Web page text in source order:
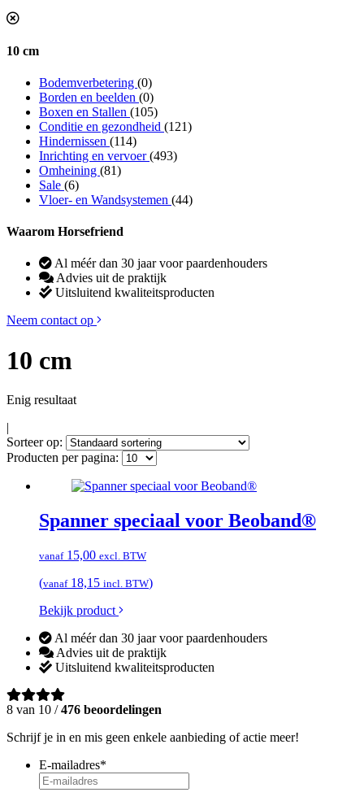
10 cm
Bodemverbetering (0)
Borden en beelden (0)
Boxen en Stallen (105)
Conditie en gezondheid (121)
Hindernissen (114)
Inrichting en vervoer(493)
Omheining (81)
Sale (6)
Vloer- en Wandsystemen (44)
Waarom Horsefriend
Al méér dan 30 jaar voor paardenhouders
Advies uit de praktijk
Uitsluitend kwaliteitsproducten
Neem contact op
10 cm
Enig resultaat
|
Sorteer op:
Producten per pagina:
Spanner speciaal voor Beoband®
vanaf15,00 excl. BTW
(vanaf18,15 incl. BTW)
Bekijk product
Al méér dan 30 jaar voor paardenhouders
Advies uit de praktijk
Uitsluitend kwaliteitsproducten
8 van 10 /476 beoordelingen
Schrijf je in en mis geen enkele aanbieding of actie meer!
E-mailadres*